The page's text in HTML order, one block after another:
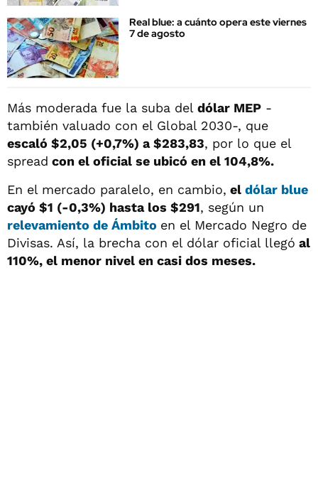
Real blue: a cuánto opera este viernes
7 de agosto
Más moderada fue la suba del dólar MEP -
también valuado con el Global 2030-, que
escaló $2,05 (+0,7%) a $283,83, por lo que el
spread con el oficial se ubicó en el 104,8%.
En el mercado paralelo, en cambio, el dólar blue
cayó $1 (-0,3%) hasta los $291, según un
relevamiento de Ámbito en el Mercado Negro de
Divisas. Así, la brecha con el dólar oficial llegó al
110%, el menor nivel en casi dos meses.